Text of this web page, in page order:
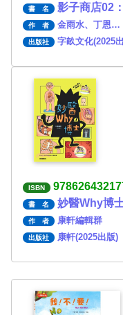
書 名 影子商店02
作 者 金雨水、丁恩…
出版社 字畝文化(2025
ISBN
書 名 妙醫Why博
作 者 康軒編輯群
出版社 康軒(2025出版)